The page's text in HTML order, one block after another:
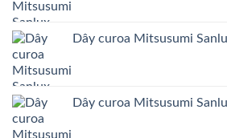
Dây curoa Mitsusumi
Dây curoa Mitsusumi